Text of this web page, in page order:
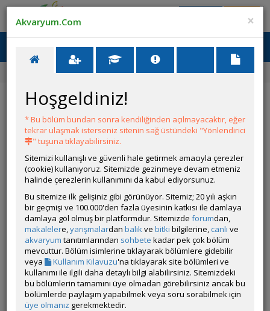
Ana Menü
Ana Sayfa
Canlı İlanları Damızlık Tül Panda Çöpçü
Damızlık Tül Panda Çöpçü
ÜYENİN DİĞER İLANLARI
Satıyorum
İlanın Bulunduğu Kategoriler:Kedibalıkları, Tüm Canlılar,Tüm
İlanlar
<< Önceki İlan-Sonraki İlan >>
AlisBaba
Çevrim Dışı
Son Güncelleme Zamanı:04 Ağustos 2026 21:41
×
Akvaryum.Com
Hoşgeldiniz!
* Bu bölüm bundan sonra kendiliğinden açılmayacaktır, eğer
tekrar ulaşmak isterseniz sitenin sağ üstündeki "Yönlendirici
" tuşuna tıklayabilirsiniz.
Sitemizi kullanışlı ve güvenli hale getirmek amacıyla çerezler
(cookie) kullanıyoruz. Sitemizde gezinmeye devam etmeniz
halinde çerezlerin kullanımını da kabul ediyorsunuz.
Bu sitemize ilk gelişiniz gibi görünüyor. Sitemiz; 20 yılı aşkın
bir geçmişi ve 100.000'den fazla üyesinin katkısı ile damlaya
damlaya göl olmuş bir platformdur. Sitemizde forumdan,
makalelere,yarışmalardan balıkve bitki bilgilerine, canlı ve
akvaryum tanıtımlarından sohbete kadar pek çok bölüm
mevcuttur. Bölüm isimlerine tıklayarak bölümlere gidebilir
veya
Kullanım Kılavuzu'na tıklayarak site bölümleri ve
kullanımı ile ilgili daha detaylı bilgi alabilirsiniz. Sitemizdeki
bu bölümlerin tamamını üye olmadan görebilirsiniz ancak bu
bölümlerde paylaşım yapabilmek veya soru sorabilmek için
üye olmanız gerekmektedir.